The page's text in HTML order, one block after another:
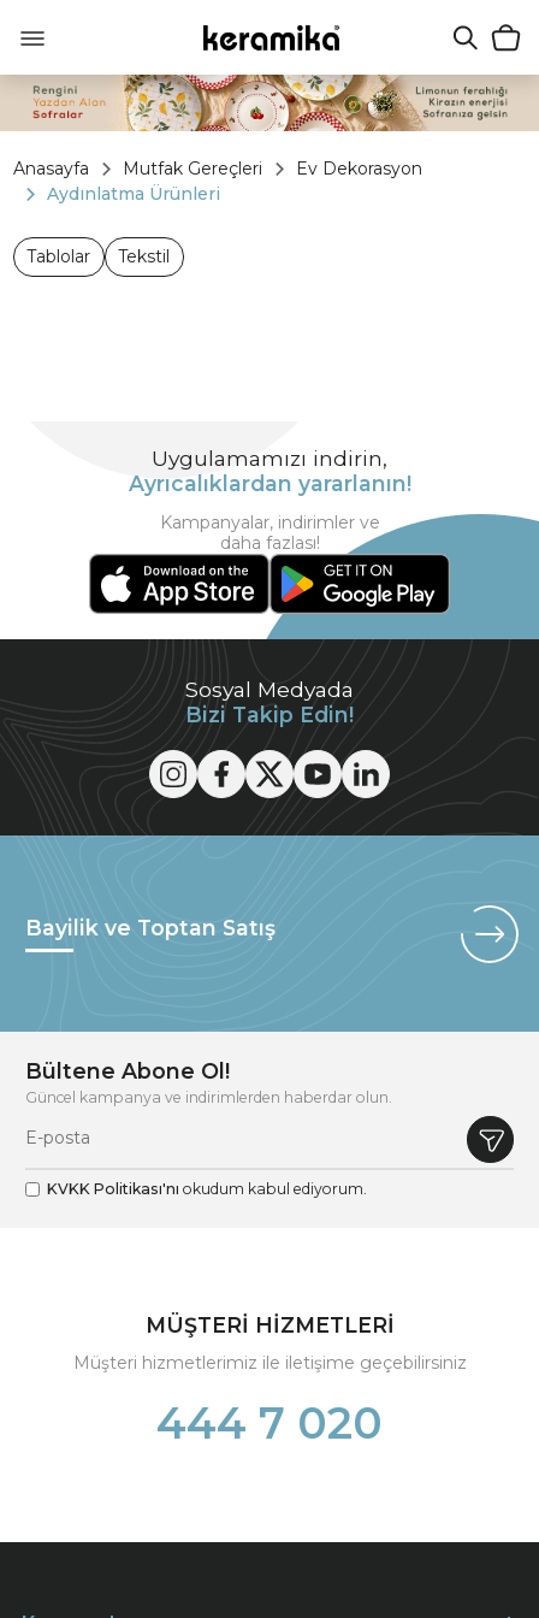
Anasayfa Mutfak Gereçleri
Ev Dekorasyon
Aydınlatma Ürünleri
Tablolar Tekstil
Sosyal Medyada
Bizi Takip Edin!
Uygulamamızı indirin,
Ayrıcalıklardan yararlanın!
Kampanyalar, indirimler ve
daha fazlası!
Bayilik ve Toptan Satış
Bültene Abone Ol!
Güncel kampanya ve indirimlerden haberdar olun.
KVKK Politikası'nı okudum kabul ediyorum.
MÜŞTERİ HİZMETLERİ
Müşteri hizmetlerimiz ile iletişime geçebilirsiniz
444 7 020